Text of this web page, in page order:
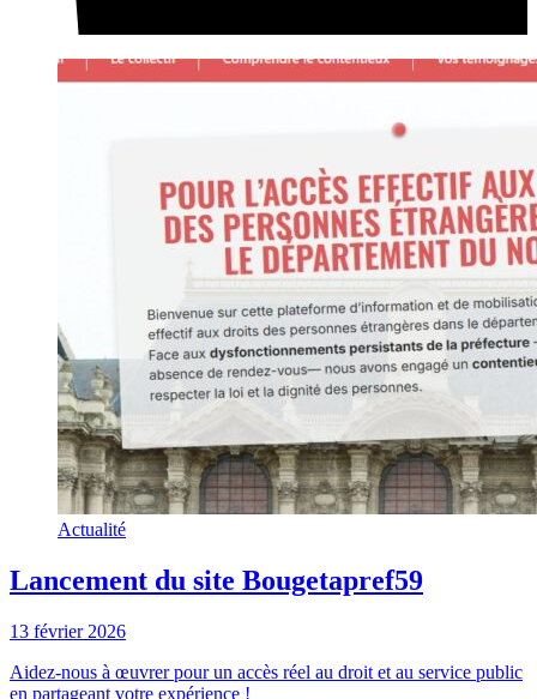
Actualité
Lancement du site Bougetapref59
13 février 2026
Aidez-nous à œuvrer pour un accès réel au droit et au service public
en partageant votre expérience !